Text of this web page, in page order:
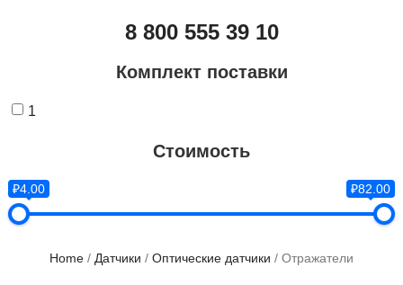
8 800 555 39 10
Комплект поставки
1
Стоимость
₽4.00 ₽82.00
Home / Датчики / Оптические датчики / Отражатели